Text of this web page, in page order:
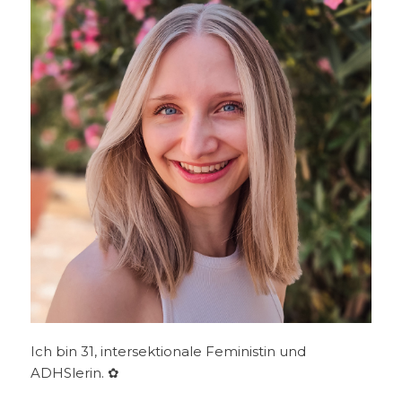
Ich bin 31, intersektionale Feministin und
ADHSlerin. ✿